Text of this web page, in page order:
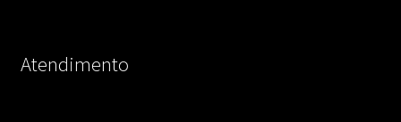
Atendimento